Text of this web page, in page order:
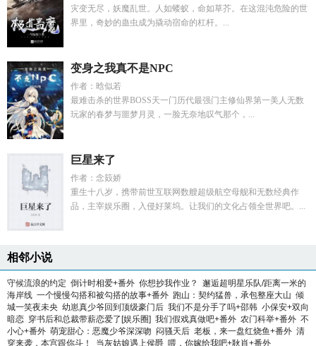
灾变无尽，妖魔乱世。人如蝼蚁，命如草芥。在这混沌危险的世
界里，奇妙的蛊虫成为撬动宿命的杠杆。...
变身之我真不是NPC
作者：晗似若
最难击杀的世界BOSS天一门历代最强门主修仙界第一美人无数
玩家的春梦与噩梦月灵，一脸无奈地叹气那个，...
巨星来了
作者：念笯娇
重生十八岁，携带前世互联网数艘超级航空母舰和无数经典作
品，主宰娱乐圈，入侵好莱坞。让我们的文化占领全世界吧。...
相邻小说
守候流浪的约定 倒计时相爱+番外 你想抄我作业？
邂逅超明星乐队/距离一米的
海岸线 一个慢慢勾搭和被勾搭的故事+番外 跑山：契约猛兽，承包整座大山 倾
城一笑夜未央 幼崽真少爷回到顶级豪门后 我们不是分手了吗+邵韩 小保安+双向
暗恋 穿书后和总裁带薪恋爱了[娱乐圈] 我们假戏真做吧+番外 农门科举+番外 不
小心+番外 萌宠甜心：恶魔少爷深深吻 闷骚天后 老板，来一盘红烧鱼+番外 清
穿来袭，本宫跟你斗！
当灰姑娘遇上侯爵 喂，你嫁给我吧+耿肖+番外